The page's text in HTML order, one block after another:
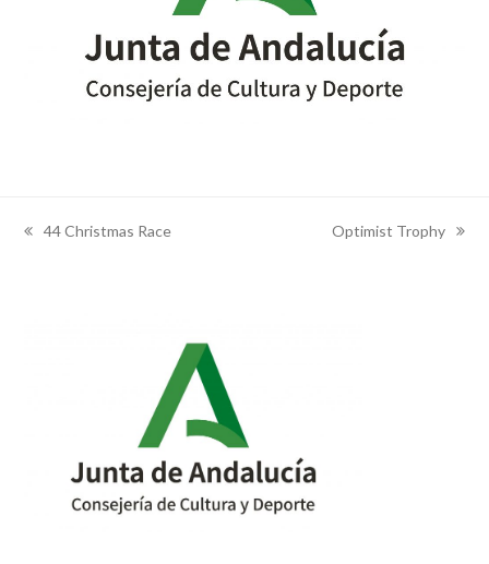
previous
44 Christmas Race
next
Optimist Trophy